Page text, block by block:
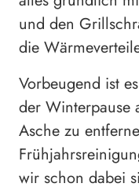
und den
die
Vorbeugend ist
der Winterpause
Asche zu
wir schon dabei